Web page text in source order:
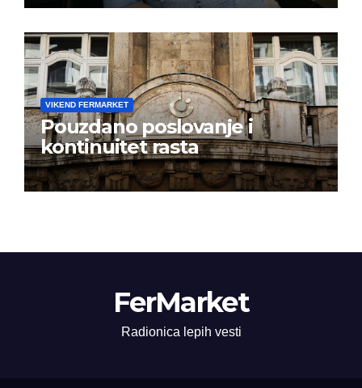
VIKEND FERMARKET
Pouzdano poslovanje i
kontinuitet rasta
FerMarket
Radionica lepih vesti